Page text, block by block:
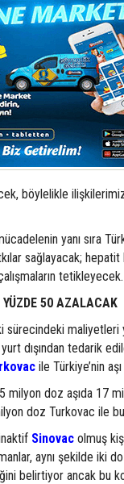
böylelikle
yanı sıra
sağlayacak;
tetikleyecek.
50 AZALACAK
sürecindeki maliyetleri
dışından tedarik
ile Türkiye’nin
milyon doz aşıda 17
doz Turkovac ile
Sinovac olmuş
aynı şekilde iki
belirtiyor ancak bu